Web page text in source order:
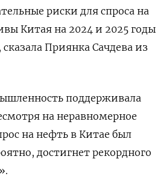
риски для спроса на
Китая на 2024 и 2025 годы
Приянка Сачдева из
поддерживала
на неравномерное
на нефть в Китае был
достигнет рекордного